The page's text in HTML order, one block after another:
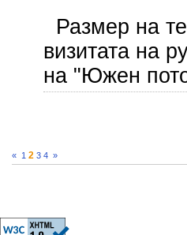
Размер на
визитата на
на "Южен
« 1 2 3 4 »